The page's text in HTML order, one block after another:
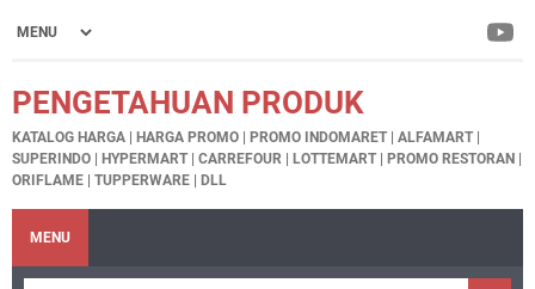
PENGETAHUAN PRODUK
KATALOG HARGA | HARGA PROMO | PROMO INDOMARET | ALFAMART |
SUPERINDO | HYPERMART | CARREFOUR | LOTTEMART | PROMO RESTORAN |
ORIFLAME | TUPPERWARE | DLL
MENU